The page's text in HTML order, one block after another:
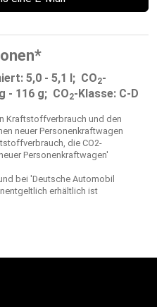
5,0 - 5,1 l; CO2-
- 116 g; CO2-Klasse: C-D
Kraftstoffverbrauch und den
neuer Personenkraftwagen
die CO2-
Personenkraftwagen'
bei 'Deutsche Automobil
erhältlich ist